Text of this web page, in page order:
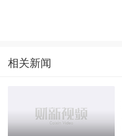
相关新闻